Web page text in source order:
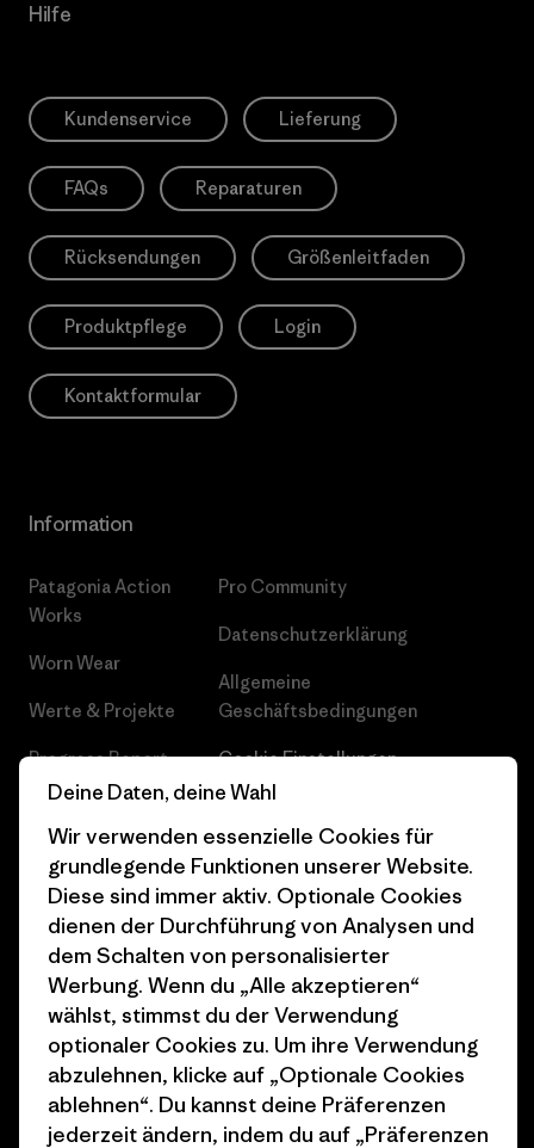
Hilfe
Kundenservice Lieferung
FAQs Reparaturen
Rücksendungen Größenleitfaden
Produktpflege Login
Kontaktformular
Information
Patagonia Action
Works
Worn Wear
Werte & Projekte
Progress Report
Business Unusual
Klimaziele
1% For The Planet
Wie wir finanzieren
Geschenkgutscheine
Stores in deiner
Nähe
Pro Community
Datenschutzerklärung
Allgemeine
Geschäftsbedingungen
Cookie Einstellungen
Karriere
Pressekontakt
Industry program
Affiliate-Programm
Patagonia Deutschland
Seitenverzeichnis
Deine Daten, deine Wahl
Wir verwenden essenzielle Cookies für
grundlegende Funktionen unserer Website.
Diese sind immer aktiv. Optionale Cookies
dienen der Durchführung von Analysen und
dem Schalten von personalisierter
Werbung. Wenn du „Alle akzeptieren“
wählst, stimmst du der Verwendung
optionaler Cookies zu. Um ihre Verwendung
abzulehnen, klicke auf „Optionale Cookies
ablehnen“. Du kannst deine Präferenzen
jederzeit ändern, indem du auf „Präferenzen